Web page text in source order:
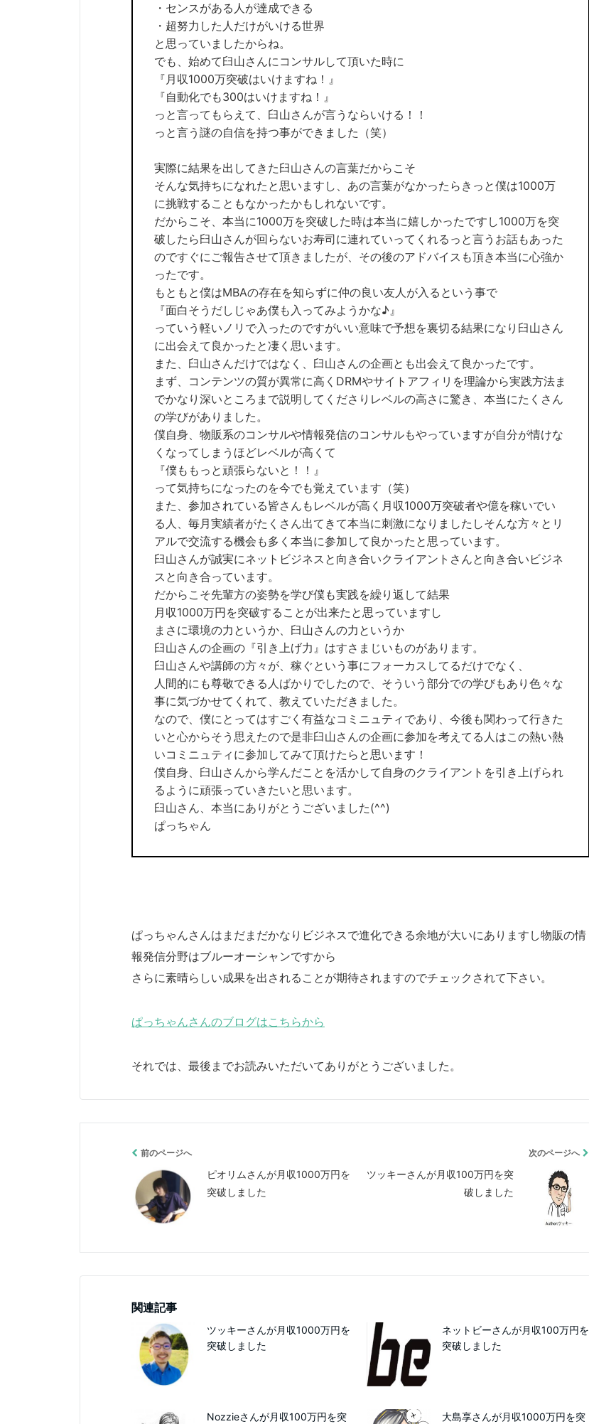
・センスがある人が達成できる
・超努力した人だけがいける世界
と思っていましたからね。
でも、始めて臼山さんにコンサルして頂いた時に
『月収1000万突破はいけますね！』
『自動化でも300はいけますね！』
っと言ってもらえて、臼山さんが言うならいける！！
っと言う謎の自信を持つ事ができました（笑）
実際に結果を出してきた臼山さんの言葉だからこそ
そんな気持ちになれたと思いますし、あの言葉がなかったらきっと僕は1000万
に挑戦することもなかったかもしれないです。
だからこそ、本当に1000万を突破した時は本当に嬉しかったですし1000万を突
破したら臼山さんが回らないお寿司に連れていってくれるっと言うお話もあった
のですぐにご報告させて頂きましたが、その後のアドバイスも頂き本当に心強か
ったです。
もともと僕はMBAの存在を知らずに仲の良い友人が入るという事で
『面白そうだしじゃあ僕も入ってみようかな♪』
っていう軽いノリで入ったのですがいい意味で予想を裏切る結果になり臼山さん
に出会えて良かったと凄く思います。
また、臼山さんだけではなく、臼山さんの企画とも出会えて良かったです。
まず、コンテンツの質が異常に高くDRMやサイトアフィリを理論から実践方法ま
でかなり深いところまで説明してくださりレベルの高さに驚き、本当にたくさん
の学びがありました。
僕自身、物販系のコンサルや情報発信のコンサルもやっていますが自分が情けな
くなってしまうほどレベルが高くて
『僕ももっと頑張らないと！！』
って気持ちになったのを今でも覚えています（笑）
また、参加されている皆さんもレベルが高く月収1000万突破者や億を稼いでい
る人、毎月実績者がたくさん出てきて本当に刺激になりましたしそんな方々とリ
アルで交流する機会も多く本当に参加して良かったと思っています。
臼山さんが誠実にネットビジネスと向き合いクライアントさんと向き合いビジネ
スと向き合っています。
だからこそ先輩方の姿勢を学び僕も実践を繰り返して結果
月収1000万円を突破することが出来たと思っていますし
まさに環境の力というか、臼山さんの力というか
臼山さんの企画の『引き上げ力』はすさまじいものがあります。
臼山さんや講師の方々が、稼ぐという事にフォーカスしてるだけでなく、
人間的にも尊敬できる人ばかりでしたので、そういう部分での学びもあり色々な
事に気づかせてくれて、教えていただきました。
なので、僕にとってはすごく有益なコミニュティであり、今後も関わって行きた
いと心からそう思えたので是非臼山さんの企画に参加を考えてる人はこの熱い熱
いコミニュティに参加してみて頂けたらと思います！
僕自身、臼山さんから学んだことを活かして自身のクライアントを引き上げられ
るように頑張っていきたいと思います。
臼山さん、本当にありがとうございました(^^)
ぱっちゃん
ぱっちゃんさんはまだまだかなりビジネスで進化できる余地が大いにありますし物販の情
報発信分野はブルーオーシャンですから
さらに素晴らしい成果を出されることが期待されますのでチェックされて下さい。
ぱっちゃんさんのブログはこちらから
それでは、最後までお読みいただいてありがとうございました。
前のページへ
ピオリムさんが月収1000万円を
突破しました
次のページへ
ツッキーさんが月収100万円を突
破しました
関連記事
ツッキーさんが月収1000万円を
突破しました
ネットビーさんが月収100万円を
突破しました
Nozzieさんが月収100万円を突 大島享さんが月収1000万円を突